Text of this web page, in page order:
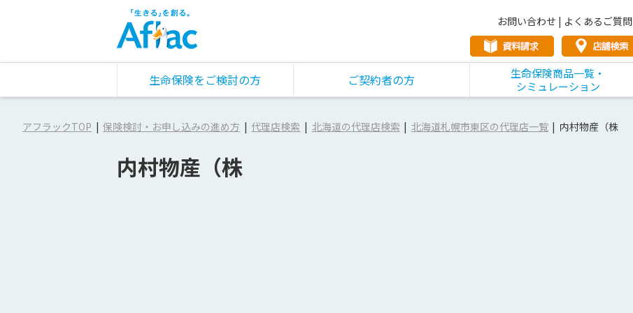
お問い合わせ | よくあるご質問
生命保険をご検討の方 ご契約者の方
生命保険商品一覧・
シミュレーション
アフラックTOP 保険検討・お申し込みの進め方 代理店検索 北海道の代理店検索 北海道札幌市東区の代理店一覧 内村物産（株
内村物産（株